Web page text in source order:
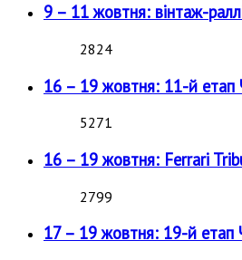
9 – 11 жовтня: вінтаж-
2824
16 – 19 жовтня: 11-й етап
5271
16 – 19 жовтня: Ferrari
2799
17 – 19 жовтня: 19-й етап